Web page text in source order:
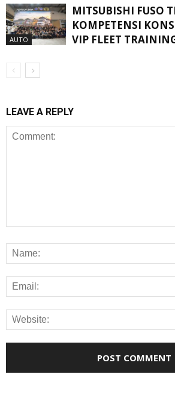
AUTO
MITSUBISHI FUSO
KOMPETENSI
VIP FLEET
LEAVE A REPLY